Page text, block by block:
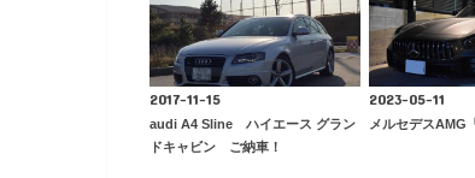
2017-11-15
audi A4 Sline ハイエース グラン
ドキャビン ご納車！
2023-05-11
メルセデスAMG